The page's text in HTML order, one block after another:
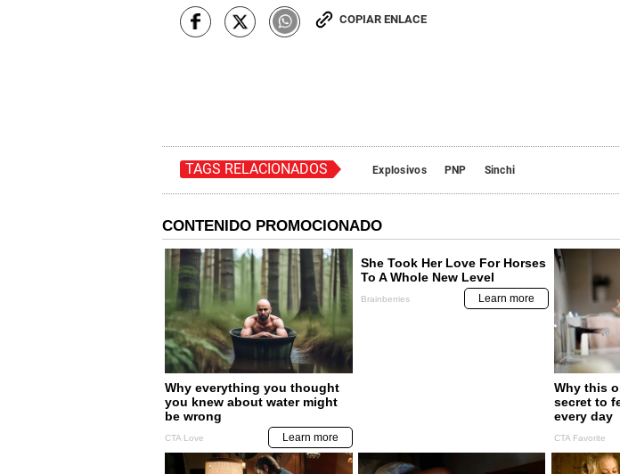
COPIAR ENLACE
TAGS RELACIONADOS Explosivos PNP Sinchi